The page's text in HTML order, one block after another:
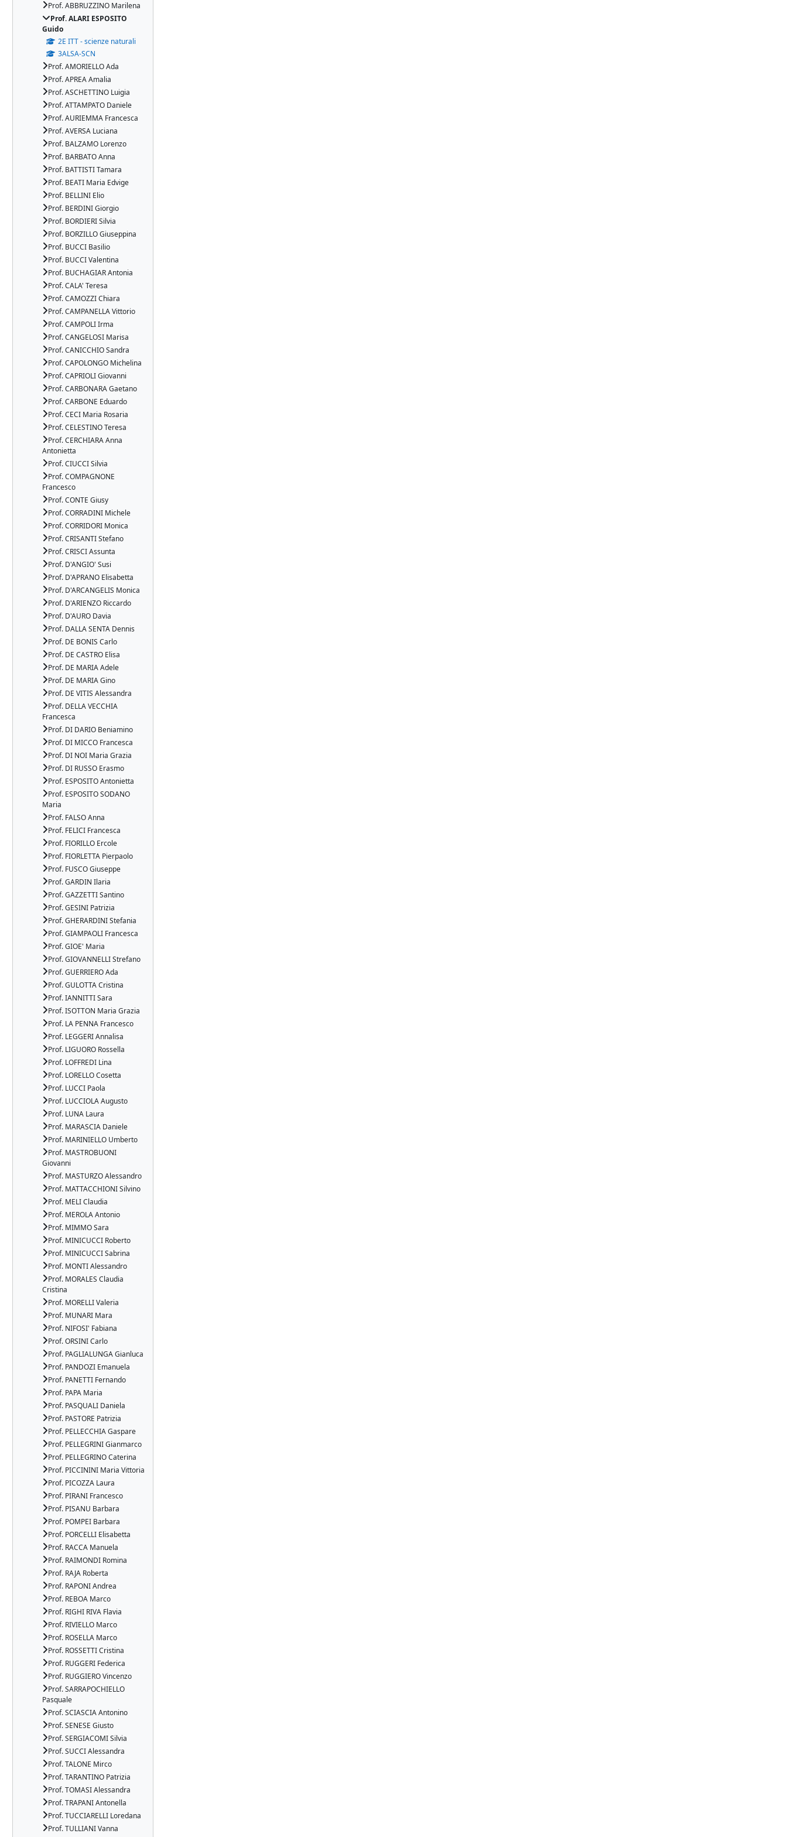
Prof. ABBRUZZINO Marilena
Prof. ALARI ESPOSITO
Guido
2E ITT - scienze naturali
3ALSA-SCN
Prof. AMORIELLO Ada
Prof. APREA Amalia
Prof. ASCHETTINO Luigia
Prof. ATTAMPATO Daniele
Prof. AURIEMMA Francesca
Prof. AVERSA Luciana
Prof. BALZAMO Lorenzo
Prof. BARBATO Anna
Prof. BATTISTI Tamara
Prof. BEATI Maria Edvige
Prof. BELLINI Elio
Prof. BERDINI Giorgio
Prof. BORDIERI Silvia
Prof. BORZILLO Giuseppina
Prof. BUCCI Basilio
Prof. BUCCI Valentina
Prof. BUCHAGIAR Antonia
Prof. CALA' Teresa
Prof. CAMOZZI Chiara
Prof. CAMPANELLA Vittorio
Prof. CAMPOLI Irma
Prof. CANGELOSI Marisa
Prof. CANICCHIO Sandra
Prof. CAPOLONGO Michelina
Prof. CAPRIOLI Giovanni
Prof. CARBONARA Gaetano
Prof. CARBONE Eduardo
Prof. CECI Maria Rosaria
Prof. CELESTINO Teresa
Prof. CERCHIARA Anna
Antonietta
Prof. CIUCCI Silvia
Prof. COMPAGNONE
Francesco
Prof. CONTE Giusy
Prof. CORRADINI Michele
Prof. CORRIDORI Monica
Prof. CRISANTI Stefano
Prof. CRISCI Assunta
Prof. D'ANGIO' Susi
Prof. D'APRANO Elisabetta
Prof. D'ARCANGELIS Monica
Prof. D'ARIENZO Riccardo
Prof. D'AURO Davia
Prof. DALLA SENTA Dennis
Prof. DE BONIS Carlo
Prof. DE CASTRO Elisa
Prof. DE MARIA Adele
Prof. DE MARIA Gino
Prof. DE VITIS Alessandra
Prof. DELLA VECCHIA
Francesca
Prof. DI DARIO Beniamino
Prof. DI MICCO Francesca
Prof. DI NOI Maria Grazia
Prof. DI RUSSO Erasmo
Prof. ESPOSITO Antonietta
Prof. ESPOSITO SODANO
Maria
Prof. FALSO Anna
Prof. FELICI Francesca
Prof. FIORILLO Ercole
Prof. FIORLETTA Pierpaolo
Prof. FUSCO Giuseppe
Prof. GARDIN Ilaria
Prof. GAZZETTI Santino
Prof. GESINI Patrizia
Prof. GHERARDINI Stefania
Prof. GIAMPAOLI Francesca
Prof. GIOE' Maria
Prof. GIOVANNELLI Strefano
Prof. GUERRIERO Ada
Prof. GULOTTA Cristina
Prof. IANNITTI Sara
Prof. ISOTTON Maria Grazia
Prof. LA PENNA Francesco
Prof. LEGGERI Annalisa
Prof. LIGUORO Rossella
Prof. LOFFREDI Lina
Prof. LORELLO Cosetta
Prof. LUCCI Paola
Prof. LUCCIOLA Augusto
Prof. LUNA Laura
Prof. MARASCIA Daniele
Prof. MARINIELLO Umberto
Prof. MASTROBUONI
Giovanni
Prof. MASTURZO Alessandro
Prof. MATTACCHIONI Silvino
Prof. MELI Claudia
Prof. MEROLA Antonio
Prof. MIMMO Sara
Prof. MINICUCCI Roberto
Prof. MINICUCCI Sabrina
Prof. MONTI Alessandro
Prof. MORALES Claudia
Cristina
Prof. MORELLI Valeria
Prof. MUNARI Mara
Prof. NIFOSI' Fabiana
Prof. ORSINI Carlo
Prof. PAGLIALUNGA Gianluca
Prof. PANDOZI Emanuela
Prof. PANETTI Fernando
Prof. PAPA Maria
Prof. PASQUALI Daniela
Prof. PASTORE Patrizia
Prof. PELLECCHIA Gaspare
Prof. PELLEGRINI Gianmarco
Prof. PELLEGRINO Caterina
Prof. PICCININI Maria Vittoria
Prof. PICOZZA Laura
Prof. PIRANI Francesco
Prof. PISANU Barbara
Prof. POMPEI Barbara
Prof. PORCELLI Elisabetta
Prof. RACCA Manuela
Prof. RAIMONDI Romina
Prof. RAJA Roberta
Prof. RAPONI Andrea
Prof. REBOA Marco
Prof. RIGHI RIVA Flavia
Prof. RIVIELLO Marco
Prof. ROSELLA Marco
Prof. ROSSETTI Cristina
Prof. RUGGERI Federica
Prof. RUGGIERO Vincenzo
Prof. SARRAPOCHIELLO
Pasquale
Prof. SCIASCIA Antonino
Prof. SENESE Giusto
Prof. SERGIACOMI Silvia
Prof. SUCCI Alessandra
Prof. TALONE Mirco
Prof. TARANTINO Patrizia
Prof. TOMASI Alessandra
Prof. TRAPANI Antonella
Prof. TUCCIARELLI Loredana
Prof. TULLIANI Vanna